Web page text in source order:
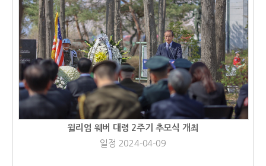
윌리엄 웨버 대령 2주기 추모식 개최
일정 2024-04-09